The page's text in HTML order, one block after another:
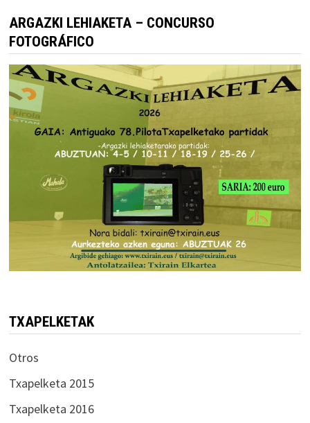
ARGAZKI LEHIAKETA – CONCURSO
FOTOGRÁFICO
TXAPELKETAK
Otros
Txapelketa 2015
Txapelketa 2016